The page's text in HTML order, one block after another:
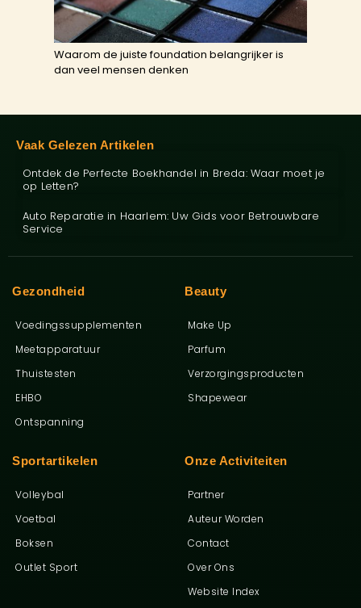
Waarom de juiste foundation belangrijker is
dan veel mensen denken
Onze Activiteiten
Partner
Auteur Worden
Contact
Over Ons
Website Index
Sportartikelen
Volleybal
Voetbal
Boksen
Outlet Sport
Beauty
Make Up
Parfum
Verzorgingsproducten
Shapewear
Gezondheid
Voedingssupplementen
Meetapparatuur
Thuistesten
EHBO
Ontspanning
Vaak Gelezen Artikelen
Ontdek de Perfecte Boekhandel in Breda: Waar moet je
op Letten?
Auto Reparatie in Haarlem: Uw Gids voor Betrouwbare
Service